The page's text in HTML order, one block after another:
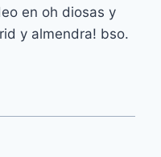
en oh diosas y
y almendra! bso.